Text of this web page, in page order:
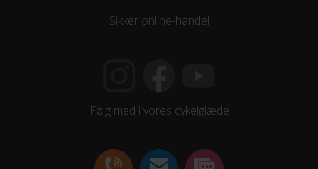
Samlet antal gear
Sikker online-handel
Følg med i vores cykelglæde